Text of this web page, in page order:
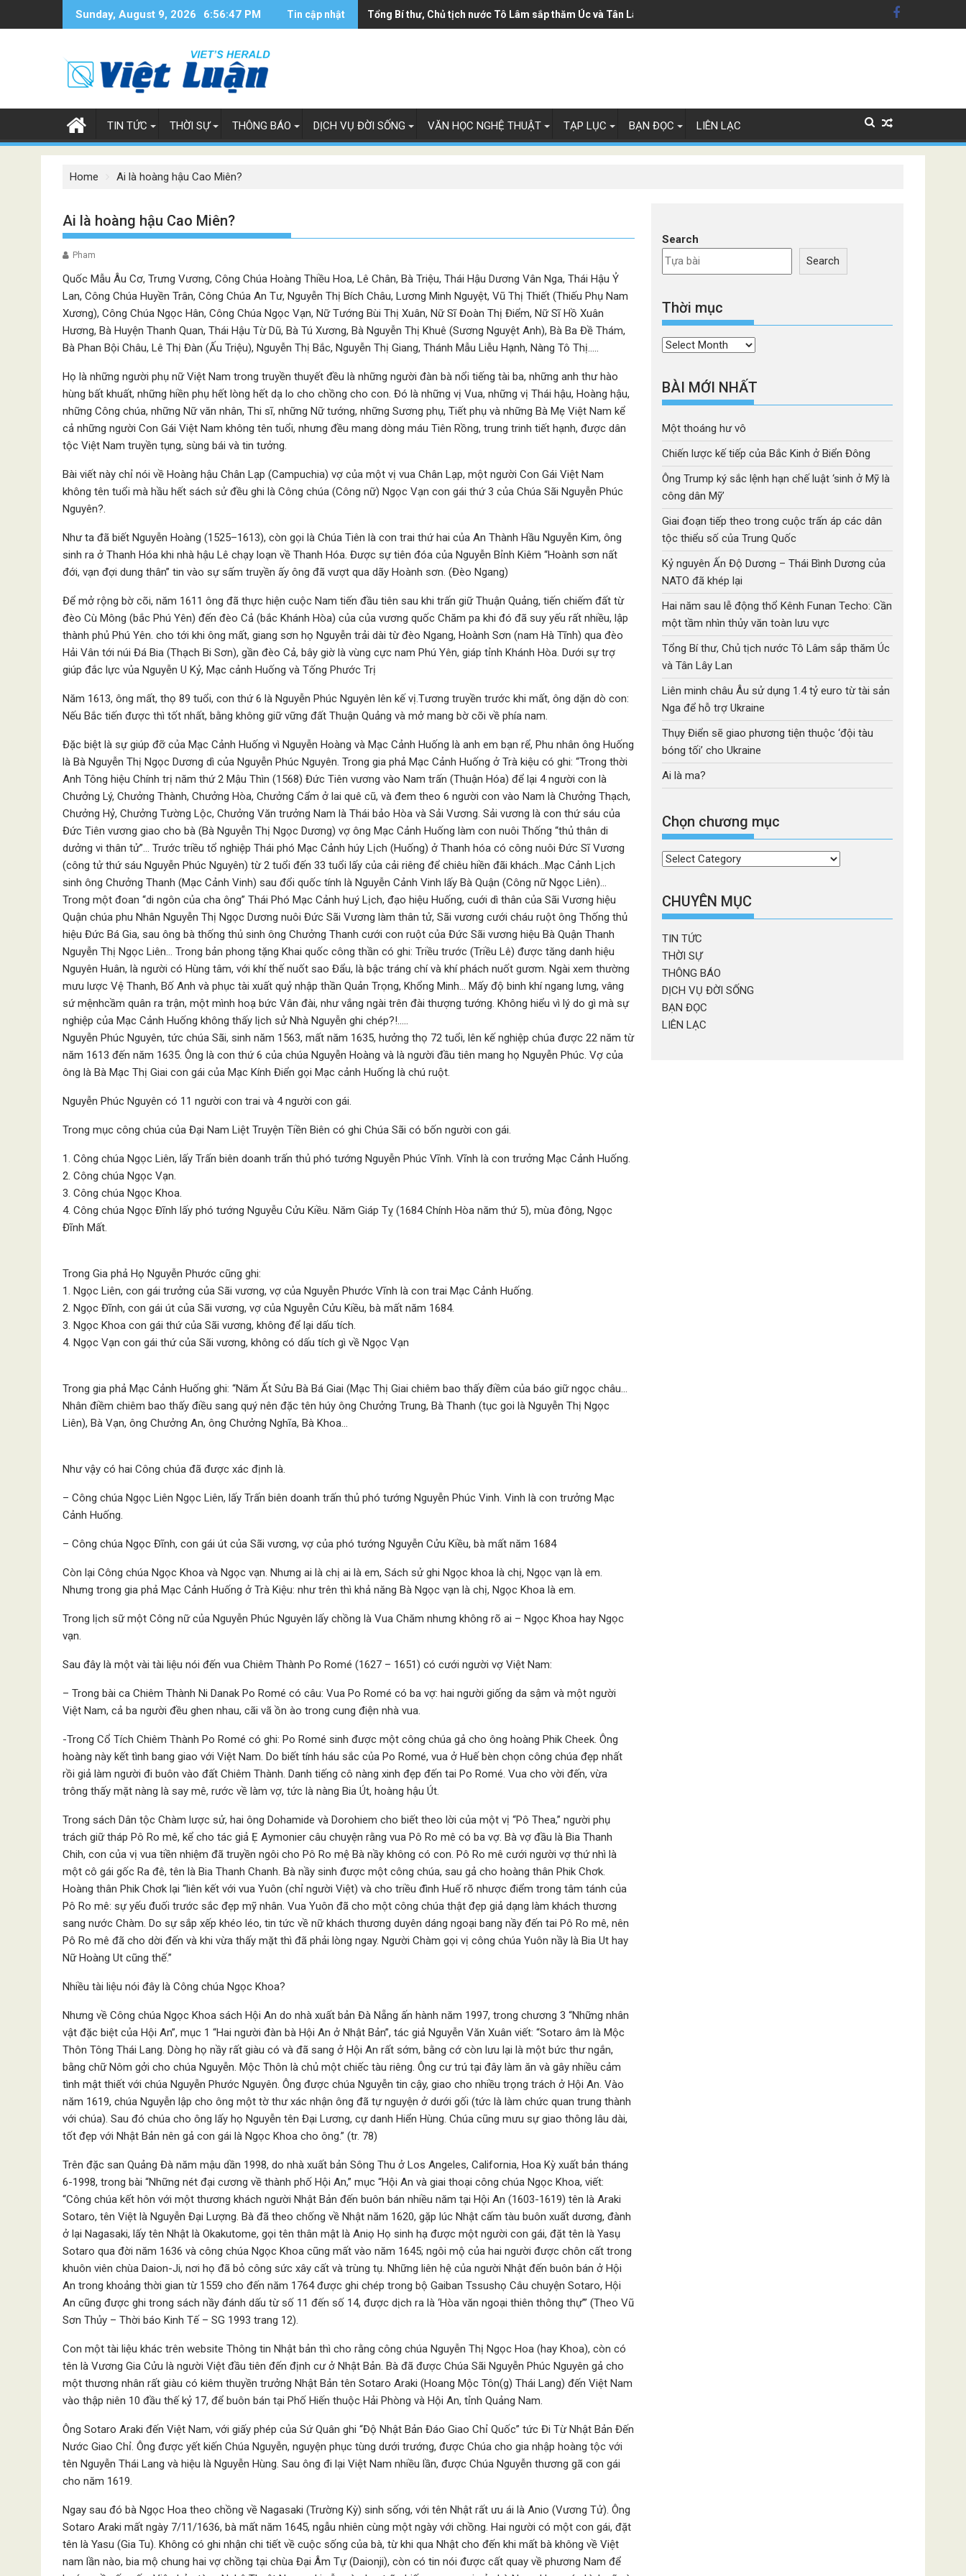
Sunday, August 9, 2026 6:56:48 PM Tin cập nhật Ông Trump ký sắc lệnh hạn chế luật 'sinh ở Mỹ là công dân Mỹ'
Tổng Bí thư, Chủ tịch nước Tô Lâm sắp thăm Úc và Tân Lây Lan
TIN TỨC THỜI SỰ THÔNG BÁO DỊCH VỤ ĐỜI SỐNG VĂN HỌC NGHỆ THUẬT TẠP LỤC BẠN ĐỌC LIÊN LẠC
Home Ai là hoàng hậu Cao Miên?
Ai là hoàng hậu Cao Miên?
Pham
Quốc Mẫu Âu Cơ, Trưng Vương, Công Chúa Hoàng Thiều Hoa, Lê Chân, Bà Triệu, Thái Hậu Dương Vân Nga, Thái Hậu Ỷ
Lan, Công Chúa Huyền Trân, Công Chúa An Tư, Nguyễn Thị Bích Châu, Lương Minh Nguyệt, Vũ Thị Thiết (Thiếu Phụ Nam
Xương), Công Chúa Ngọc Hân, Công Chúa Ngọc Vạn, Nữ Tướng Bùi Thị Xuân, Nữ Sĩ Đoàn Thị Điểm, Nữ Sĩ Hồ Xuân
Hương, Bà Huyện Thanh Quan, Thái Hậu Từ Dũ, Bà Tú Xương, Bà Nguyễn Thị Khuê (Sương Nguyệt Anh), Bà Ba Đề Thám,
Bà Phan Bội Châu, Lê Thị Đàn (Ấu Triệu), Nguyễn Thị Bắc, Nguyễn Thị Giang, Thánh Mẫu Liễu Hạnh, Nàng Tô Thị…..
Họ là những người phụ nữ Việt Nam trong truyền thuyết đều là những người đàn bà nổi tiếng tài ba, những anh thư hào
hùng bất khuất, những hiền phụ hết lòng hết dạ lo cho chồng cho con. Đó là những vị Vua, những vị Thái hậu, Hoàng hậu,
những Công chúa, những Nữ văn nhân, Thi sĩ, những Nữ tướng, những Sương phụ, Tiết phụ và những Bà Mẹ Việt Nam kể
cả những người Con Gái Việt Nam không tên tuổi, nhưng đều mang dòng máu Tiên Rồng, trung trinh tiết hạnh, được dân
tộc Việt Nam truyền tụng, sùng bái và tin tưởng.
Bài viết này chỉ nói về Hoàng hậu Chân Lạp (Campuchia) vợ của một vị vua Chân Lạp, một người Con Gái Việt Nam
không tên tuổi mà hầu hết sách sử đều ghi là Công chúa (Công nữ) Ngọc Vạn con gái thứ 3 của Chúa Sãi Nguyễn Phúc
Nguyên?.
Như ta đã biết Nguyễn Hoàng (1525–1613), còn gọi là Chúa Tiên là con trai thứ hai của An Thành Hầu Nguyễn Kim, ông
sinh ra ở Thanh Hóa khi nhà hậu Lê chạy loạn về Thanh Hóa. Được sự tiên đóa của Nguyễn Bỉnh Kiêm “Hoành sơn nất
đới, vạn đợi dung thân” tin vào sự sấm truyền ấy ông đã vượt qua dãy Hoành sơn. (Đèo Ngang)
Để mở rộng bờ cõi, năm 1611 ông đã thực hiện cuộc Nam tiến đầu tiên sau khi trấn giữ Thuận Quảng, tiến chiếm đất từ
đèo Cù Mông (bắc Phú Yên) đến đèo Cả (bắc Khánh Hòa) của của vương quốc Chăm pa khi đó đã suy yếu rất nhiều, lập
thành phủ Phú Yên. cho tới khi ông mất, giang sơn họ Nguyễn trải dài từ đèo Ngang, Hoành Sơn (nam Hà Tĩnh) qua đèo
Hải Vân tới núi Đá Bia (Thạch Bi Sơn), gần đèo Cả, bây giờ là vùng cực nam Phú Yên, giáp tỉnh Khánh Hòa. Dưới sự trợ
giúp đắc lực vủa Nguyễn U Kỷ, Mạc cảnh Huống và Tống Phước Trị
Năm 1613, ông mất, thọ 89 tuổi, con thứ 6 là Nguyễn Phúc Nguyên lên kế vị.Tương truyền trước khi mất, ông dặn dò con:
Nếu Bắc tiến được thì tốt nhất, bằng không giữ vững đất Thuận Quảng và mở mang bờ cõi về phía nam.
Đặc biệt là sự giúp đỡ của Mạc Cảnh Huống vì Nguyễn Hoàng và Mạc Cảnh Huống là anh em bạn rể, Phu nhân ông Huống
là Bà Nguyễn Thị Ngọc Dương dì của Nguyễn Phúc Nguyên. Trong gia phả Mạc Cảnh Huống ở Trà kiệu có ghi: “Trong thời
Anh Tông hiệu Chính trị năm thứ 2 Mậu Thìn (1568) Đức Tiên vương vào Nam trấn (Thuận Hóa) để lại 4 người con là
Chưởng Lý, Chưởng Thành, Chưởng Hòa, Chưởng Cẩm ở lai quê cũ, và đem theo 6 người con vào Nam là Chưởng Thạch,
Chưởng Hỷ, Chưởng Tường Lộc, Chưởng Văn trưởng Nam là Thái bảo Hòa và Sải Vương. Sải vương là con thứ sáu của
Đức Tiên vương giao cho bà (Bà Nguyễn Thị Ngọc Dương) vợ ông Mạc Cảnh Huống làm con nuôi Thống “thủ thân di
dưởng vi thân tử”… Trước triều tổ nghiệp Thái phó Mạc Cảnh húy Lịch (Huống) ở Thanh hóa có công nuôi Đức Sĩ Vương
(công tử thứ sáu Nguyễn Phúc Nguyên) từ 2 tuổi đến 33 tuổi lấy của cải riêng để chiêu hiền đãi khách…Mạc Cảnh Lịch
sinh ông Chưởng Thanh (Mạc Cảnh Vinh) sau đổi quốc tính là Nguyễn Cảnh Vinh lấy Bà Quận (Công nữ Ngọc Liên)…
Trong một đoan “di ngôn của cha ông” Thái Phó Mạc Cảnh huý Lịch, đạo hiệu Huống, cuới dì thân của Sãi Vương hiệu
Quận chúa phu Nhân Nguyễn Thị Ngọc Dương nuôi Đức Sãi Vương làm thân tử, Sãi vương cưới cháu ruột ông Thống thủ
hiệu Đức Bá Gia, sau ông bà thống thủ sinh ông Chưởng Thanh cưới con ruột của Đức Sãi vương hiệu Bà Quận Thanh
Nguyễn Thị Ngọc Liên… Trong bản phong tặng Khai quốc công thần có ghi: Triều trước (Triều Lê) được tăng danh hiệu
Nguyên Huân, là người có Hùng tâm, với khí thế nuốt sao Đẩu, là bậc tráng chí và khí phách nuốt gươm. Ngài xem thường
mưu lược Vệ Thanh, Bố Anh và phục tài xuất quỷ nhập thần Quản Trọng, Khổng Minh… Mấy độ binh khí ngang lưng, vâng
sứ mệnhcầm quân ra trận, một mình hoạ bức Vân đài, như vắng ngài trên đài thượng tướng. Không hiểu vì lý do gì mà sự
nghiệp của Mạc Cảnh Huống không thấy lịch sử Nhà Nguyễn ghi chép?!…..
Nguyễn Phúc Nguyên, tức chúa Sãi, sinh năm 1563, mất năm 1635, hưởng thọ 72 tuổi, lên kế nghiệp chúa được 22 năm từ
năm 1613 đến năm 1635. Ông là con thứ 6 của chúa Nguyễn Hoàng và là người đầu tiên mang họ Nguyễn Phúc. Vợ của
ông là Bà Mạc Thị Giai con gái của Mạc Kính Điển gọi Mạc cảnh Huống là chú ruột.
Nguyễn Phúc Nguyên có 11 người con trai và 4 người con gái.
Trong mục công chúa của Đại Nam Liệt Truyện Tiền Biên có ghi Chúa Sãi có bốn người con gái.
1. Công chúa Ngọc Liên, lấy Trấn biên doanh trấn thủ phó tướng Nguyễn Phúc Vĩnh. Vĩnh là con trưởng Mạc Cảnh Huống.
2. Công chúa Ngọc Vạn.
3. Công chúa Ngọc Khoa.
4. Công chúa Ngọc Đĩnh lấy phó tướng Nguyễu Cửu Kiều. Năm Giáp Tỵ (1684 Chính Hòa năm thứ 5), mùa đông, Ngọc
Đĩnh Mất.
Trong Gia phả Họ Nguyễn Phước cũng ghi:
1. Ngọc Liên, con gái trưởng của Sãi vương, vợ của Nguyễn Phước Vĩnh là con trai Mạc Cảnh Huống.
2. Ngọc Đĩnh, con gái út của Sãi vương, vợ của Nguyễn Cửu Kiều, bà mất năm 1684.
3. Ngọc Khoa con gái thứ của Sãi vương, không để lại dấu tích.
4. Ngọc Vạn con gái thứ của Sãi vương, không có dấu tích gì về Ngọc Vạn
Trong gia phả Mạc Cảnh Huống ghi: “Năm Ất Sửu Bà Bá Giai (Mạc Thị Giai chiêm bao thấy điềm của báo giữ ngọc châu…
Nhân điềm chiêm bao thấy điều sang quý nên đặc tên húy ông Chưởng Trung, Bà Thanh (tục goi là Nguyễn Thị Ngọc
Liên), Bà Vạn, ông Chưởng An, ông Chưởng Nghĩa, Bà Khoa…
Như vậy có hai Công chúa đã được xác định là.
– Công chúa Ngọc Liên Ngọc Liên, lấy Trấn biên doanh trấn thủ phó tướng Nguyễn Phúc Vinh. Vinh là con trưởng Mạc
Cảnh Huống.
– Công chúa Ngọc Đĩnh, con gái út của Sãi vương, vợ của phó tướng Nguyễn Cửu Kiều, bà mất năm 1684
Còn lại Công chúa Ngọc Khoa và Ngọc vạn. Nhưng ai là chị ai là em, Sách sử ghi Ngọc khoa là chị, Ngọc vạn là em.
Nhưng trong gia phả Mạc Cảnh Huống ở Trà Kiệu: như trên thì khả năng Bà Ngọc vạn là chị, Ngọc Khoa là em.
Trong lịch sữ một Công nữ của Nguyễn Phúc Nguyên lấy chồng là Vua Chăm nhưng không rõ ai – Ngọc Khoa hay Ngọc
vạn.
Sau đây là một vài tài liệu nói đến vua Chiêm Thành Po Romé (1627 – 1651) có cưới người vợ Việt Nam:
– Trong bài ca Chiêm Thành Ni Danak Po Romé có câu: Vua Po Romé có ba vợ: hai người giống da sậm và một người
Việt Nam, cả ba người đều ghen nhau, cãi vã ồn ào trong cung điện nhà vua.
-Trong Cổ Tích Chiêm Thành Po Romé có ghi: Po Romé sinh được một công chúa gả cho ông hoàng Phik Cheek. Ông
hoàng này kết tình bang giao với Việt Nam. Do biết tính háu sắc của Po Romé, vua ở Huế bèn chọn công chúa đẹp nhất
rồi giả làm người đi buôn vào đất Chiêm Thành. Danh tiếng cô nàng xinh đẹp đến tai Po Romé. Vua cho vời đến, vừa
trông thấy mặt nàng là say mê, rước về làm vợ, tức là nàng Bia Út, hoàng hậu Út.
Trong sách Dân tộc Chàm lược sử, hai ông Dohamide và Dorohiem cho biết theo lời của một vị “Pô Thea,” người phụ
trách giữ tháp Pô Ro mê, kể cho tác giả Ẹ Aymonier câu chuyện rằng vua Pô Ro mê có ba vợ. Bà vợ đầu là Bia Thanh
Chih, con của vị vua tiền nhiệm đã truyền ngôi cho Pô Ro mệ Bà nầy không có con. Pô Ro mê cưới người vợ thứ nhì là
một cô gái gốc Ra đê, tên là Bia Thanh Chanh. Bà nầy sinh được một công chúa, sau gả cho hoàng thân Phik Chơk.
Hoàng thân Phik Chơk lại “liên kết với vua Yuôn (chỉ người Việt) và cho triều đình Huế rõ nhược điểm trong tâm tánh của
Pô Ro mê: sự yếu đuối trước sắc đẹp mỹ nhân. Vua Yuôn đã cho một công chúa thật đẹp giả dạng làm khách thương
sang nước Chàm. Do sự sắp xếp khéo léo, tin tức về nữ khách thương duyên dáng ngoại bang nầy đến tai Pô Ro mê, nên
Pô Ro mê đã cho dời đến và khi vừa thấy mặt thì đã phải lòng ngay. Người Chàm gọi vị công chúa Yuôn nầy là Bia Ut hay
Nữ Hoàng Ut cũng thế.”
Nhiều tài liệu nói đây là Công chúa Ngọc Khoa?
Nhưng về Công chúa Ngọc Khoa sách Hội An do nhà xuất bản Đà Nẵng ấn hành năm 1997, trong chương 3 “Những nhân
vật đặc biệt của Hội An”, mục 1 “Hai người đàn bà Hội An ở Nhật Bản”, tác giả Nguyễn Văn Xuân viết: “Sotaro âm là Mộc
Thôn Tông Thái Lang. Dòng họ nầy rất giàu có và đã sang ở Hội An rất sớm, bằng cớ còn lưu lại là một bức thư ngắn,
bằng chữ Nôm gởi cho chúa Nguyễn. Mộc Thôn là chủ một chiếc tàu riêng. Ông cư trú tại đây làm ăn và gây nhiều cảm
tình mật thiết với chúa Nguyễn Phước Nguyên. Ông được chúa Nguyễn tin cậy, giao cho nhiều trọng trách ở Hội An. Vào
năm 1619, chúa Nguyễn lập cho ông một tờ thư xác nhận ông đã tự nguyện ở dưới gối (tức là làm chức quan trung thành
với chúa). Sau đó chúa cho ông lấy họ Nguyễn tên Đại Lương, cự danh Hiển Hùng. Chúa cũng mưu sự giao thông lâu dài,
tốt đẹp với Nhật Bản nên gả con gái là Ngọc Khoa cho ông.” (tr. 78)
Trên đặc san Quảng Đà năm mậu dần 1998, do nhà xuất bản Sông Thu ở Los Angeles, California, Hoa Kỳ xuất bản tháng
6-1998, trong bài “Những nét đại cương về thành phố Hội An,” mục “Hội An và giai thoại công chúa Ngọc Khoa, viết:
“Công chúa kết hôn với một thương khách người Nhật Bản đến buôn bán nhiều năm tại Hội An (1603-1619) tên là Araki
Sotaro, tên Việt là Nguyễn Đại Lượng. Bà đã theo chống về Nhật năm 1620, gặp lúc Nhật cấm tàu buôn xuất dương, đành
ở lại Nagasaki, lấy tên Nhật là Okakutome, gọi tên thân mật là Aniọ Họ sinh hạ được một người con gái, đặt tên là Yasụ
Sotaro qua đời năm 1636 và công chúa Ngọc Khoa cũng mất vào năm 1645; ngôi mộ của hai người được chôn cất trong
khuôn viên chùa Daion-Ji, nơi họ đã bỏ công sức xây cất và trùng tụ. Những liên hệ của người Nhật đến buôn bán ở Hội
An trong khoảng thời gian từ 1559 cho đến năm 1764 được ghi chép trong bộ Gaiban Tssushọ Câu chuyện Sotaro, Hội
An cũng được ghi trong sách nầy đánh dấu từ số 11 đến số 14, được dịch ra là ‘Hòa văn ngoại thiên thông thự’” (Theo Vũ
Sơn Thủy – Thời báo Kinh Tế – SG 1993 trang 12).
Con một tài liệu khác trên website Thông tin Nhật bản thì cho rằng công chúa Nguyễn Thị Ngọc Hoa (hay Khoa), còn có
tên là Vương Gia Cửu là người Việt đầu tiên đến định cư ở Nhật Bản. Bà đã được Chúa Sãi Nguyễn Phúc Nguyên gả cho
một thương nhân rất giàu có kiêm thuyền trưởng Nhật Bản tên Sotaro Araki (Hoang Mộc Tôn(g) Thái Lang) đến Việt Nam
vào thập niên 10 đầu thế kỷ 17, để buôn bán tại Phố Hiến thuộc Hải Phòng và Hội An, tỉnh Quảng Nam.
Ông Sotaro Araki đến Việt Nam, với giấy phép của Sứ Quân ghi “Độ Nhật Bản Đáo Giao Chỉ Quốc” tức Đi Từ Nhật Bản Đến
Nước Giao Chỉ. Ông được yết kiến Chúa Nguyễn, nguyện phục tùng dưới trướng, được Chúa cho gia nhập hoàng tộc với
tên Nguyễn Thái Lang và hiệu là Nguyễn Hùng. Sau ông đi lại Việt Nam nhiều lần, được Chúa Nguyễn thương gã con gái
cho năm 1619.
Ngay sau đó bà Ngọc Hoa theo chồng về Nagasaki (Trường Kỳ) sinh sống, với tên Nhật rất ưu ái là Anio (Vương Tử). Ông
Sotaro Araki mất ngày 7/11/1636, bà mất năm 1645, ngẫu nhiên cùng một ngày với chồng. Hai người có một con gái, đặt
tên là Yasu (Gia Tu). Không có ghi nhận chi tiết về cuộc sống của bà, từ khi qua Nhật cho đến khi mất bà không về Việt
nam lần nào, bia mộ chung hai vợ chồng tại chùa Đại Âm Tự (Daionji), còn có tin nói được cất quay về phương Nam để
Search
Search
Thời mục
Thời
BÀI MỚI NHẤT
Một thoáng hư vô
Chiến lược kế tiếp của Bắc Kinh ở Biển Đông
Ông Trump ký sắc lệnh hạn chế luật ‘sinh ở Mỹ là
công dân Mỹ’
Giai đoạn tiếp theo trong cuộc trấn áp các dân
tộc thiểu số của Trung Quốc
Kỷ nguyên Ấn Độ Dương – Thái Bình Dương của
NATO đã khép lại
Hai năm sau lễ động thổ Kênh Funan Techo: Cần
một tầm nhìn thủy văn toàn lưu vực
Tổng Bí thư, Chủ tịch nước Tô Lâm sắp thăm Úc
và Tân Lây Lan
Liên minh châu Âu sử dụng 1.4 tỷ euro từ tài sản
Nga để hỗ trợ Ukraine
Thụy Điển sẽ giao phương tiện thuộc ‘đội tàu
bóng tối’ cho Ukraine
Ai là ma?
Chọn chương mục
Chọn
mục
CHUYÊN MỤC
TIN TỨC
THỜI SỰ
THÔNG BÁO
DỊCH VỤ ĐỜI SỐNG
BẠN ĐỌC
LIÊN LẠC